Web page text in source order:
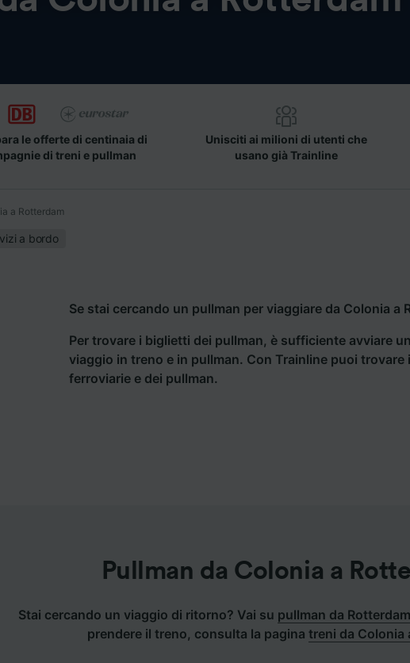
le offerte di centinaia di
di treni e pullman
Unisciti ai milioni di utenti che
usano già Trainline
a Rotterdam
a bordo
Se stai cercando un pullman per viaggiare da Colonia a
Per trovare i biglietti dei pullman, è sufficiente avviare
viaggio in treno e in pullman. Con Trainline puoi
ferroviarie e dei pullman.
Pullman da Colonia a
Stai cercando un viaggio di ritorno? Vai su pullman da
prendere il treno, consulta la pagina treni da Colonia